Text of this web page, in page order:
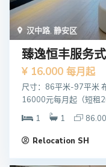
汉中路, 静安区
臻逸恒丰服务
¥ 16.000 每月起
尺寸：86平米-97平米
16000元每月起（短租
1
1 86.00
Relocation SH